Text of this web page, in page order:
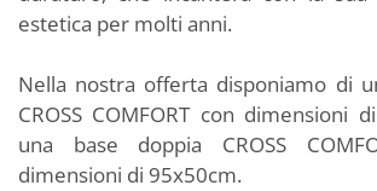
estetica per molti anni.
Nella nostra offerta disponiamo di
CROSS COMFORT con dimensioni
una base doppia CROSS
dimensioni di 95x50cm.